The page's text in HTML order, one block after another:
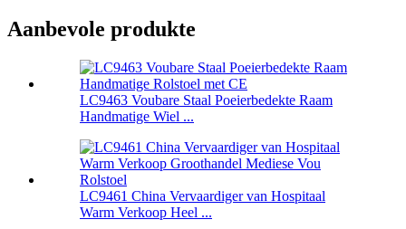
Aanbevole produkte
LC9463 Voubare Staal Poeierbedekte Raam
Handmatige Wiel ...
LC9461 China Vervaardiger van Hospitaal
Warm Verkoop Heel ...